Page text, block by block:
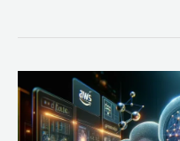
um
com
AWS